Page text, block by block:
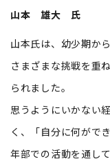
山本 雄大 氏
山本氏は、幼少期か
さまざまな挑戦を重
られました。
思うようにいかない
く、「自分に何がで
年部での活動を通し